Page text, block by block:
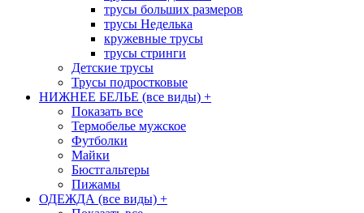
трусы больших размеров
трусы Неделька
кружевные трусы
трусы стринги
Детские трусы
Трусы подростковые
НИЖНЕЕ БЕЛЬЕ (все виды) +
Показать все
Термобелье мужское
Футболки
Майки
Бюстгальтеры
Пижамы
ОДЕЖДА (все виды) +